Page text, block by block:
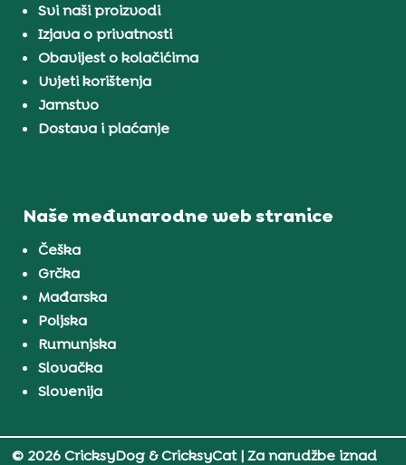
Svi naši proizvodi
Izjava o privatnosti
Obavijest o kolačićima
Uvjeti korištenja
Jamstvo
Dostava i plaćanje
Naše međunarodne web stranice
Češka
Grčka
Mađarska
Poljska
Rumunjska
Slovačka
Slovenija
© 2026 CricksyDog & CricksyCat| Za narudžbe iznad